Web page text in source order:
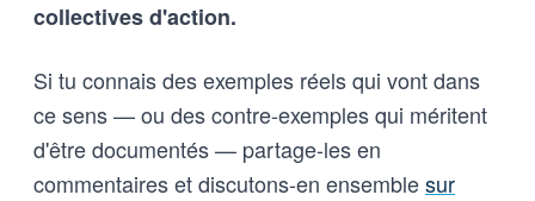
collectives d'action.
Si tu connais des exemples réels qui vont dans
ce sens — ou des contre-exemples qui méritent
d'être documentés — partage-les en
commentaires et discutons-en ensemblesur